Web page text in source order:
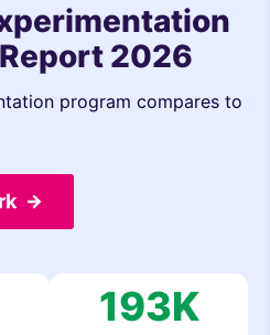
2026
program compares to
193K